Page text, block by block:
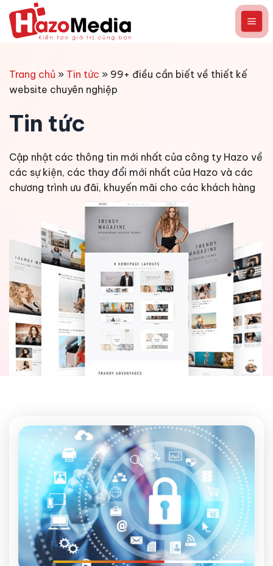
Chuyển
đến
nội
Trang chủ » Tin tức » 99+ điều cần biết về thiết kế
website chuyên nghiệp
Tin tức
Cập nhật các thông tin mới nhất của công ty Hazo về
các sự kiện, các thay đổi mới nhất của Hazo và các
chương trình ưu đãi, khuyến mãi cho các khách hàng